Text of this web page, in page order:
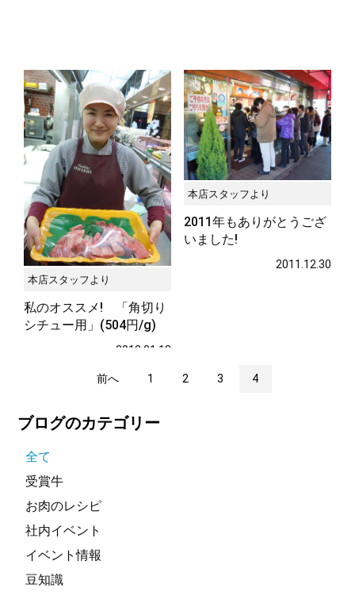
サステナブル・和牛
（熟）
千代幻豚 贈り物・ギフト
本店スタッフより
私のオススメ! 「角切り
シチュー用」(504円/g)
2012.01.13
本店スタッフより
2011年もありがとうござ
いました!
2011.12.30
前へ 1 2 3 4
ブログのカテゴリー
全て
受賞牛
お肉のレシピ
社内イベント
イベント情報
豆知識